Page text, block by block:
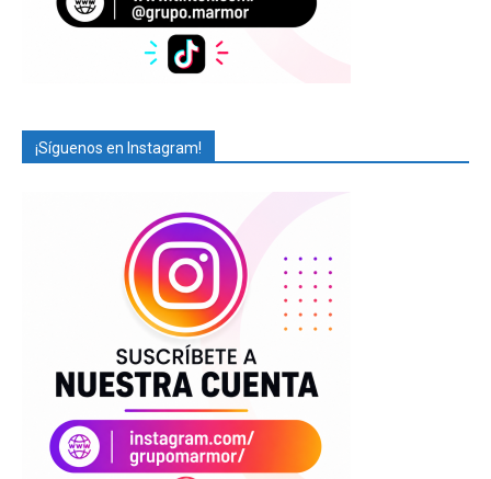
¡Síguenos en Instagram!